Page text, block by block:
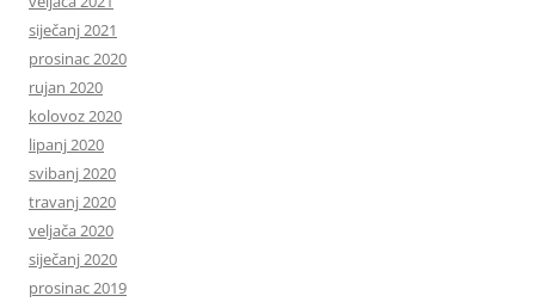
siječanj 2021
prosinac 2020
rujan 2020
kolovoz 2020
lipanj 2020
svibanj 2020
travanj 2020
veljača 2020
siječanj 2020
prosinac 2019